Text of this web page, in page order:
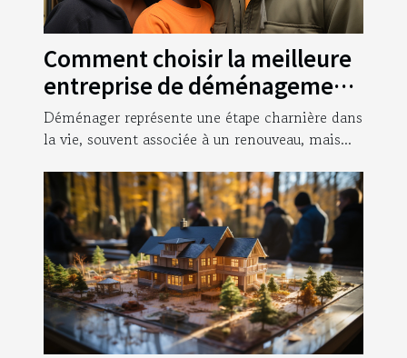
Comment choisir la meilleure
entreprise de déménagement
pour garantir une transition
sans stress ?
Déménager représente une étape charnière dans
la vie, souvent associée à un renouveau, mais...